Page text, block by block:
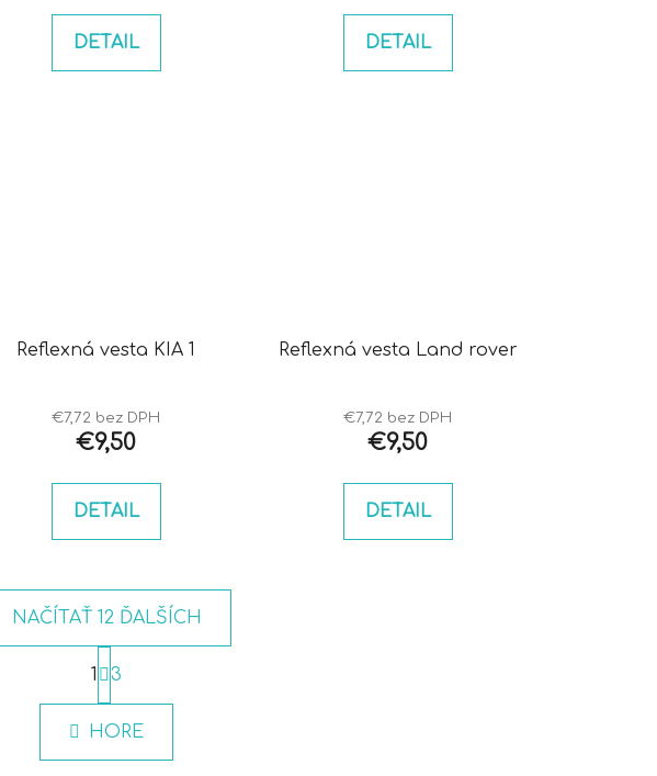
DETAIL DETAIL
Reflexná vesta KIA 1
€7,72 bez DPH
€9,50
DETAIL
Reflexná vesta Land rover
€7,72 bez DPH
€9,50
DETAIL
O
v
l
á
NAČÍTAŤ 12 ĎALŠÍCH
S
t
r
á
n
k
1 3
HORE